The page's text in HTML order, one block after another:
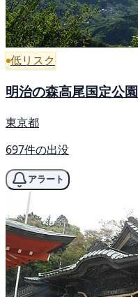
低リスク
明治の森高尾国定公園
東京都
697件の出没
アラート